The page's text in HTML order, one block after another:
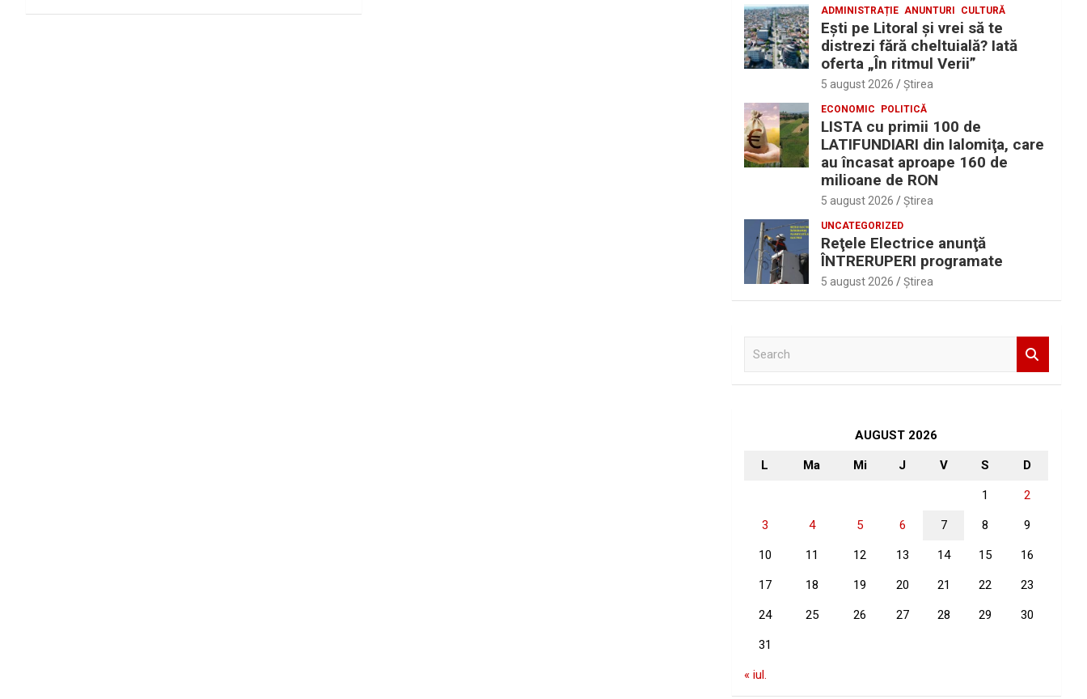
ADMINISTRAȚIE ANUNTURI CULTURĂ
Eşti pe Litoral şi vrei să te
distrezi fără cheltuială? Iată
oferta „În ritmul Verii”
5 august 2026 Ştirea
ECONOMIC POLITICĂ
LISTA cu primii 100 de
LATIFUNDIARI din Ialomiţa, care
au încasat aproape 160 de
milioane de RON
5 august 2026 Ştirea
UNCATEGORIZED
Reţele Electrice anunţă
ÎNTRERUPERI programate
5 august 2026 Ştirea
AUGUST 2026
L Ma Mi J V S D
1 2
3 4 5 6 7 8 9
10 11 12 13 14 15 16
17 18 19 20 21 22 23
24 25 26 27 28 29 30
31
« iul.